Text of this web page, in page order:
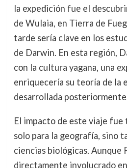
la expedición fue el
de Wulaia, en Tierra de
tarde sería clave en los
de Darwin. En esta región,
con la cultura yagana, una
enriquecería su teoría de la
desarrollada
El impacto de este viaje
solo para la geografía, sino
ciencias biológicas. Aunque
directamente involucrado